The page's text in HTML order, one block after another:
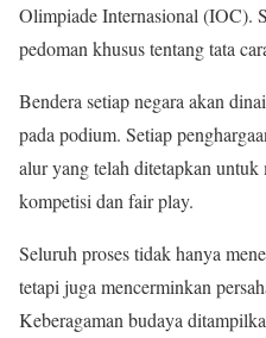
Olimpiade Internasional (IOC).
pedoman khusus tentang tata
Bendera setiap negara akan
pada podium. Setiap
alur yang telah ditetapkan untuk
kompetisi dan fair play.
Seluruh proses tidak hanya
tetapi juga mencerminkan
Keberagaman budaya